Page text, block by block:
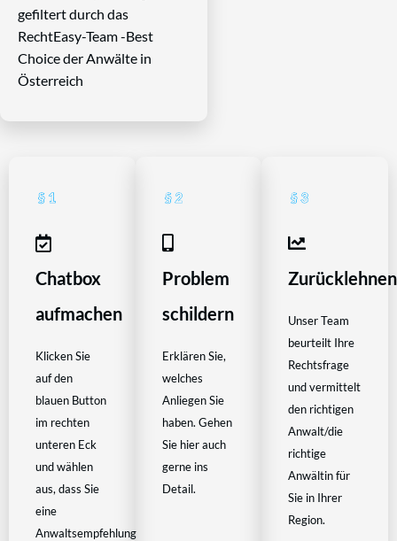
gefiltert durch das
RechtEasy-Team -Best
Choice der Anwälte in
Österreich
Chatbox
aufmachen
Klicken Sie
auf den
blauen Button
im rechten
unteren Eck
und wählen
aus, dass Sie
eine
Anwaltsempfehlung
Problem
schildern
Erklären Sie,
welches
Anliegen Sie
haben. Gehen
Sie hier auch
gerne ins
Detail.
Zurücklehnen
Unser Team
beurteilt Ihre
Rechtsfrage
und vermittelt
den richtigen
Anwalt/die
richtige
Anwältin für
Sie in Ihrer
Region.